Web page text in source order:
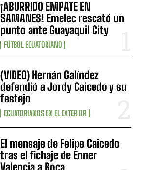
¡ABURRIDO EMPATE EN
SAMANES! Emelec rescató un
punto ante Guayaquil City
FÚTBOL ECUATORIANO
(VIDEO) Hernán Galíndez
defendió a Jordy Caicedo y su
festejo
ECUATORIANOS EN EL EXTERIOR
El mensaje de Felipe Caicedo
tras el fichaje de Enner
Valencia a Boca